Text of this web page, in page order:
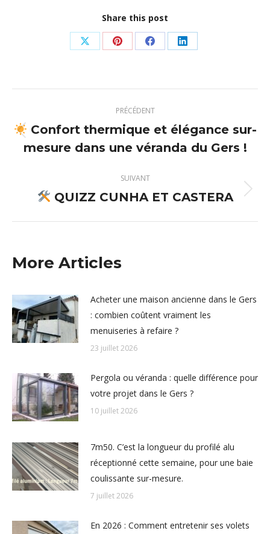
Share this post
Partager
X
Partager
Pinterest
Partager
Facebook
Partager
LinkedIn
article
PRÉCÉDENT
Article
précédent
Confort thermique et élégance sur-
mesure dans une véranda du Gers !
SUIVANT
Article
QUIZZ CUNHA ET CASTERA
More Articles
Acheter une maison ancienne dans le Gers
: combien coûtent vraiment les
menuiseries à refaire ?
23 juillet 2026
Pergola ou véranda : quelle différence pour
votre projet dans le Gers ?
10 juillet 2026
7m50. C’est la longueur du profilé alu
réceptionné cette semaine, pour une baie
coulissante sur-mesure.
7 juillet 2026
En 2026 : Comment entretenir ses volets